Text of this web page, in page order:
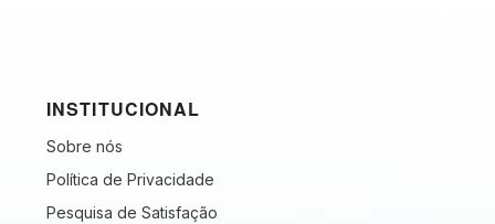
INSTITUCIONAL
Sobre nós
Política de Privacidade
Pesquisa de Satisfação